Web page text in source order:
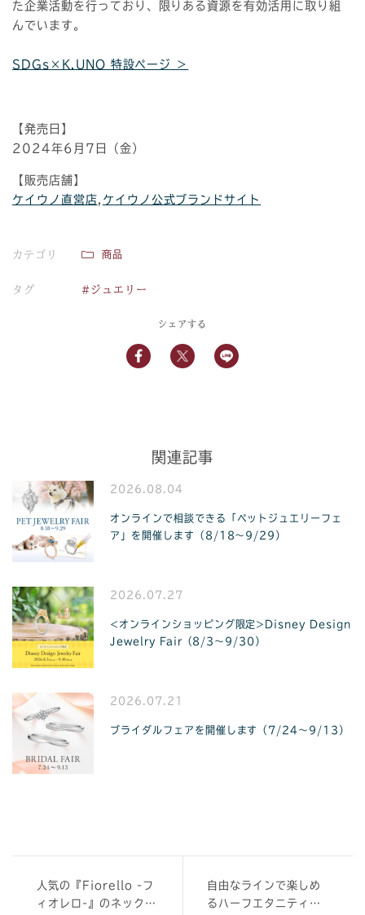
た企業活動を行っており、限りある資源を有効活用に取り組
んでいます。
SDGs×K.UNO 特設ページ ＞
【発売日】
2024年6月7日（金）
【販売店舗】
ケイウノ直営店, ケイウノ公式ブランドサイト
カテゴリ 商品
タグ #ジュエリー
シェアする
関連記事
2026.08.04
オンラインで相談できる「ペットジュエリーフェ
ア」を開催します（8/18〜9/29）
2026.07.27
<オンラインショッピング限定>Disney Design
Jewelry Fair（8/3〜9/30）
2026.07.21
ブライダルフェアを開催します（7/24〜9/13）
人気の『Fiorello -フ
ィオレロ-』のネックレ
自由なラインで楽しめ
るハーフエタニティリ